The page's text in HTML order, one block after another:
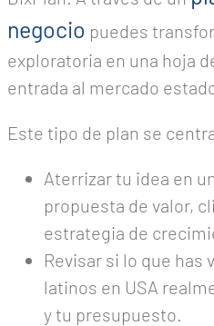
negocio puedes
exploratoria en una hoja
entrada al mercado
Este tipo de plan se
Aterrizar tu idea en
propuesta de valor,
estrategia de
Revisar si lo que has
latinos en USA
y tu presupuesto.